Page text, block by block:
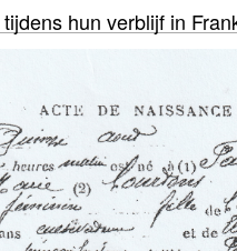
hun verblijf in